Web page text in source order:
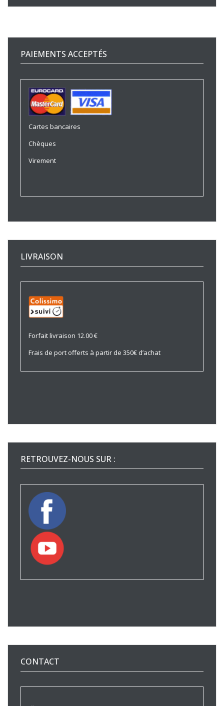
PAIEMENTS ACCEPTÉS
Cartes bancaires
Chèques
Virement
LIVRAISON
Forfait livraison 12.00 €
Frais de port offerts à partir de 350€ d’achat
RETROUVEZ-NOUS SUR :
CONTACT